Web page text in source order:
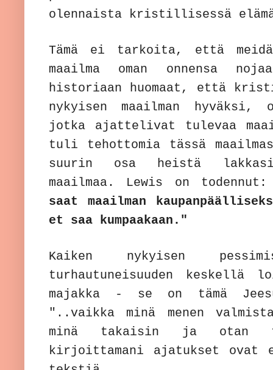
olennaista kristillisessä
Tämä ei tarkoita, että
maailma oman onnensa
historiaan huomaat, että
nykyisen maailman
jotka ajattelivat tulevaa
tuli tehottomia tässä
suurin osa heistä
maailmaa. Lewis on todennut:
saat maailman
et saa kumpaakaan."
Kaiken nykyisen
turhautuneisuuden
majakka - se on tämä
"..vaikka minä menen
minä takaisin ja otan
kirjoittamani ajatukset ovat